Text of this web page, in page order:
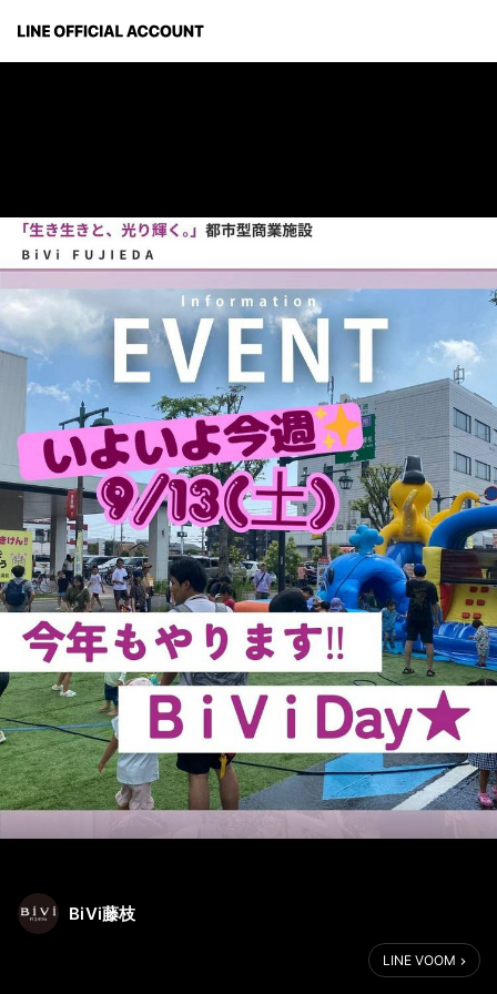
BiVi藤枝
LINE VOOM